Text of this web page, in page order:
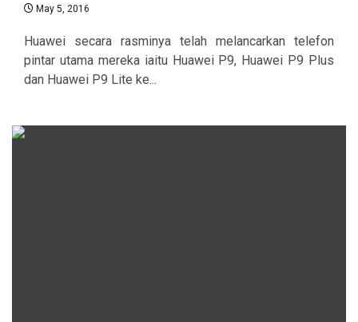
May 5, 2016
Huawei secara rasminya telah melancarkan telefon
pintar utama mereka iaitu Huawei P9, Huawei P9 Plus
dan Huawei P9 Lite ke...